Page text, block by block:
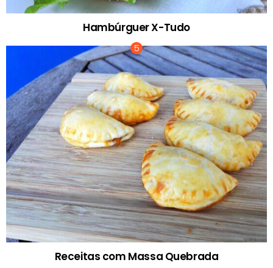
Hambúrguer X-Tudo
Receitas com Massa Quebrada